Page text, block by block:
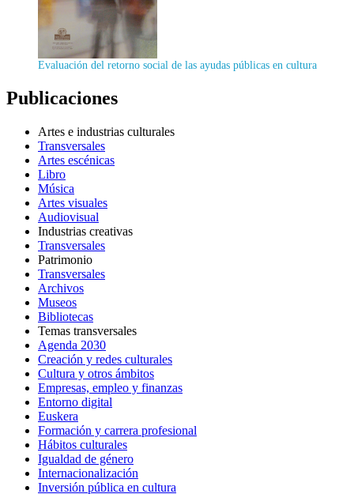
Evaluación del retorno social de las ayudas públicas en cultura
Publicaciones
Artes e industrias culturales
Transversales
Artes escénicas
Libro
Música
Artes visuales
Audiovisual
Industrias creativas
Transversales
Patrimonio
Transversales
Archivos
Museos
Bibliotecas
Temas transversales
Agenda 2030
Creación y redes culturales
Cultura y otros ámbitos
Empresas, empleo y finanzas
Entorno digital
Euskera
Formación y carrera profesional
Hábitos culturales
Igualdad de género
Internacionalización
Inversión pública en cultura